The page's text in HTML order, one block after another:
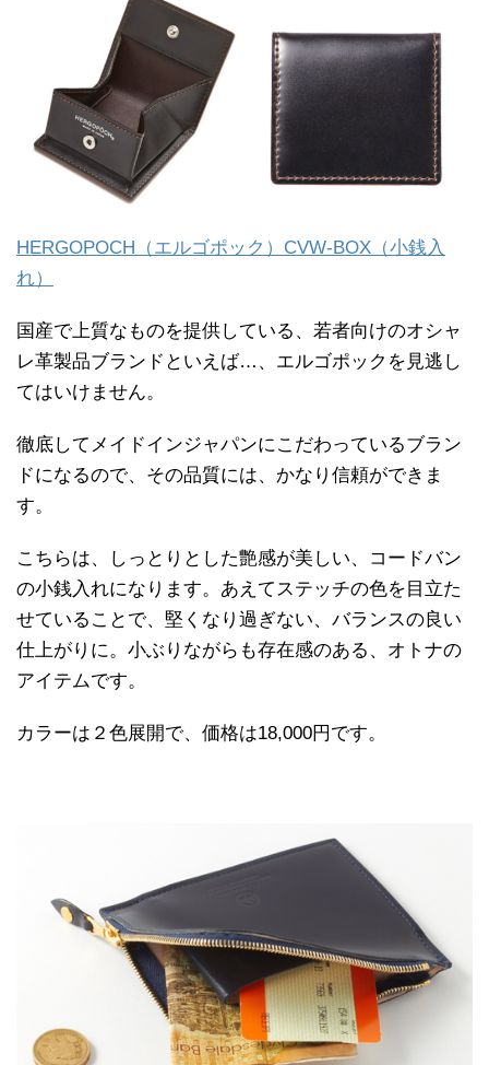
HERGOPOCH（エルゴポック）CVW-BOX（小銭入
れ）
国産で上質なものを提供している、若者向けのオシャ
レ革製品ブランドといえば…、エルゴポックを見逃し
てはいけません。
徹底してメイドインジャパンにこだわっているブラン
ドになるので、その品質には、かなり信頼ができま
す。
こちらは、しっとりとした艶感が美しい、コードバン
の小銭入れになります。あえてステッチの色を目立た
せていることで、堅くなり過ぎない、バランスの良い
仕上がりに。小ぶりながらも存在感のある、オトナの
アイテムです。
カラーは２色展開で、価格は18,000円です。